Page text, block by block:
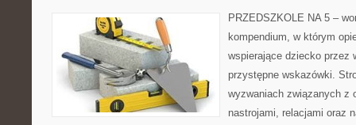
PRZEDSZKOLE NA 5 –
kompendium, w którym
wspierające dziecko przez
przystępne wskazówki.
wyzwaniach związanych z
nastrojami, relacjami oraz